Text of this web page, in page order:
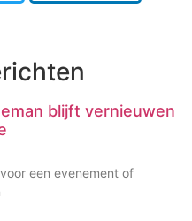
blijft vernieuwen
een evenement of